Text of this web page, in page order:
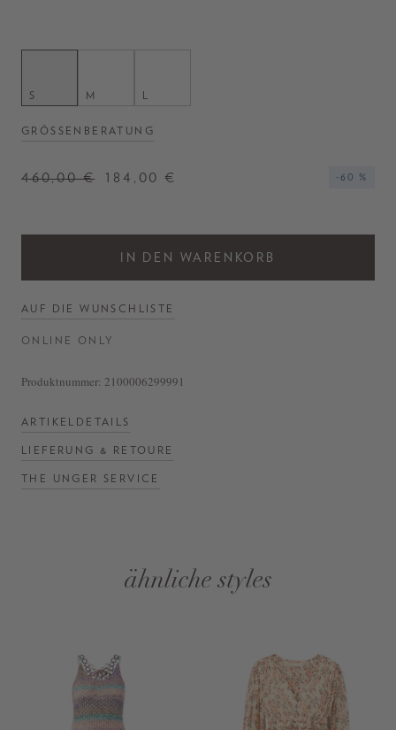
S M L
GRÖSSENBERATUNG
460,00 € 184,00 € -60 %
IN DEN WARENKORB
AUF DIE WUNSCHLISTE
ONLINE ONLY
Produktnummer: 2100006299991
ARTIKELDETAILS
LIEFERUNG & RETOURE
THE UNGER SERVICE
ähnliche styles